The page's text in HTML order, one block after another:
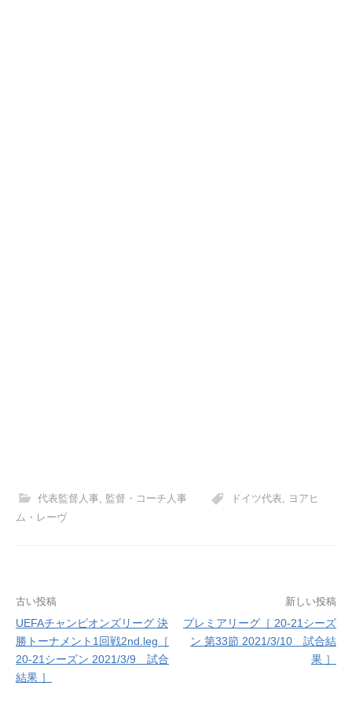
代表監督人事, 監督・コーチ人事 ドイツ代表, ヨアヒ
ム・レーヴ
投
稿
ナ
ビ
古い投稿
UEFAチャンピオンズリーグ 決
勝トーナメント1回戦2nd.leg［
20-21シーズン 2021/3/9 試合
結果 ］
新しい投稿
プレミアリーグ［ 20-21シーズ
ン 第33節 2021/3/10 試合結
果 ］